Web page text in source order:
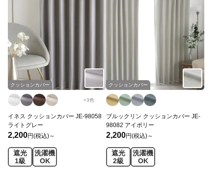
クッションカバー
+3色
イネス クッションカバー JE-98058
ライトグレー
2,200円(税込)～
遮光
1級
洗濯機
OK
クッションカバー
ブルックリン クッションカバー JE-
98082 アイボリー
2,200円(税込)～
遮光
2級
洗濯機
OK